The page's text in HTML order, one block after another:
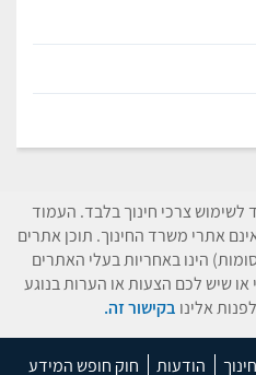
לשימוש צרכי חינוך בלבד. העמוד
אתרי משרד החינוך. תוכן אתרים
הינו באחריות בעלי האתרים
שיש לכם הצעות או הערות בנוגע
אלינו בקישור זה.
הודעות חוק חופש המידע